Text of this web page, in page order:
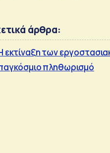
άρθρα:
εκτίναξη των
πληθωρισμό